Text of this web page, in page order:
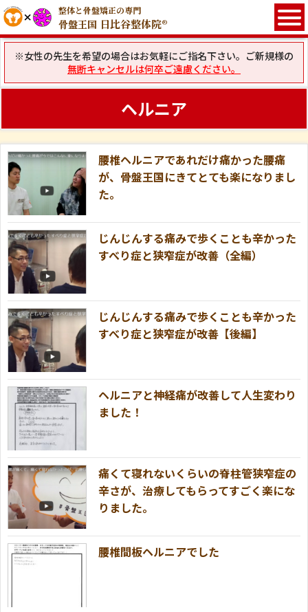
整体と骨盤矯正の専門
骨盤王国 日比谷整体院®
※女性の先生を希望の場合はお気軽にご指名下さい。ご新規様の
無断キャンセルは何卒ご遠慮ください。
ヘルニア
腰椎ヘルニアであれだけ痛かった腰痛
が、骨盤王国にきてとても楽になりまし
た。
じんじんする痛みで歩くことも辛かった
すべり症と狭窄症が改善（全編）
じんじんする痛みで歩くことも辛かった
すべり症と狭窄症が改善【後編】
ヘルニアと神経痛が改善して人生変わり
ました！
痛くて寝れないくらいの脊柱管狭窄症の
辛さが、治療してもらってすごく楽にな
りました。
腰椎間板ヘルニアでした